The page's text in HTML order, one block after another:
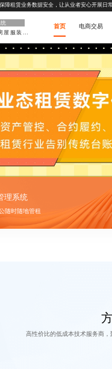
障租赁业务数据安全，让从业者安心开展日
首页 电商交易
理系统
随时随地管租
高性价比的低成本技术服务商